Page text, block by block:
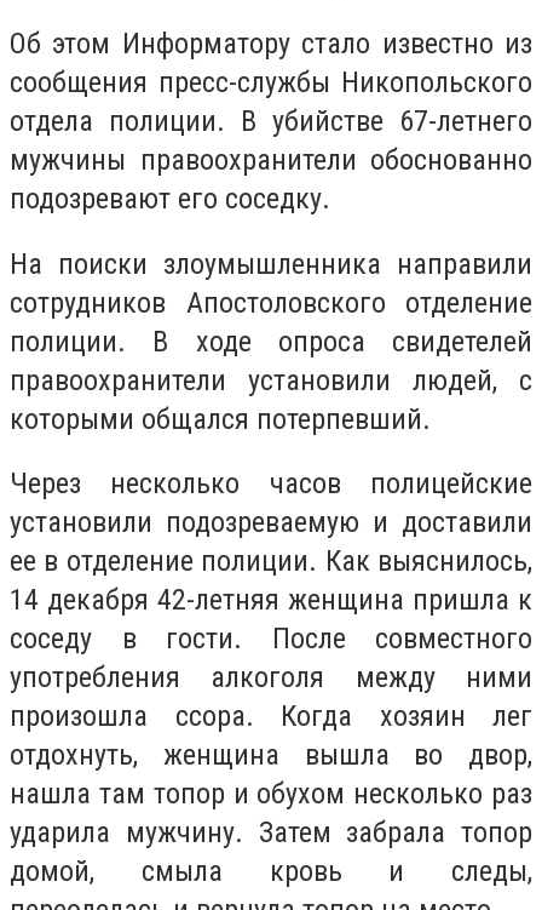
Об этом Информатору стало известно из
сообщения пресс-службы Никопольского
отдела полиции. В убийстве 67-летнего
мужчины правоохранители обоснованно
подозревают его соседку.
На поиски злоумышленника направили
сотрудников Апостоловского отделение
полиции. В ходе опроса свидетелей
правоохранители установили людей, с
которыми общался потерпевший.
Через несколько часов полицейские
установили подозреваемую и доставили
ее в отделение полиции. Как выяснилось,
14 декабря 42-летняя женщина пришла к
соседу в гости. После совместного
употребления алкоголя между ними
произошла ссора. Когда хозяин лег
отдохнуть, женщина вышла во двор,
нашла там топор и обухом несколько раз
ударила мужчину. Затем забрала топор
домой, смыла кровь и следы,